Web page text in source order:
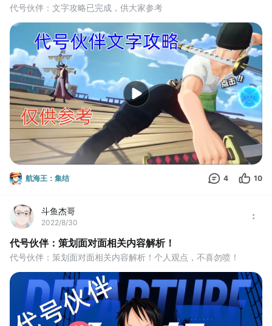
代号伙伴：文字攻略已完成，供大家参考
航海王：集结 4 10
斗鱼杰哥
2022/8/30
代号伙伴：策划面对面相关内容解析！
代号伙伴：策划面对面相关内容解析！个人观点，不喜勿喷！